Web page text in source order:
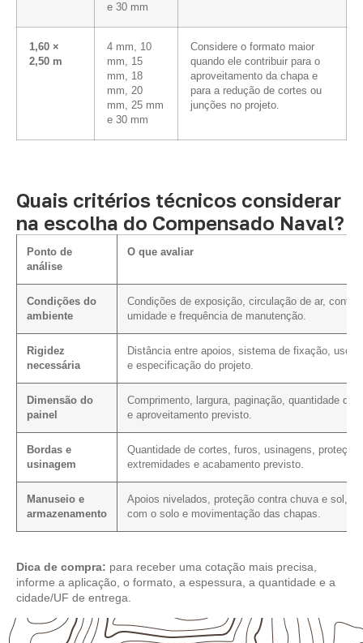
e 30 mm
1,60 ×
2,50 m
4 mm, 10
mm, 15
mm, 18
mm, 20
mm, 25 mm
e 30 mm
Considere o formato maior
quando ele contribuir para o
aproveitamento da chapa e
para a redução de cortes ou
junções no projeto.
Quais critérios técnicos considerar
na escolha do Compensado Naval?
Ponto de
análise
O que avaliar
Condições do
ambiente
Condições de exposição, circulação de ar,
umidade e frequência de manutenção.
Rigidez
necessária
Distância entre apoios, sistema de fixação, uso
e especificação do projeto.
Dimensão do
painel
Comprimento, largura, paginação, quantidade de
e aproveitamento previsto.
Bordas e
usinagem
Quantidade de cortes, furos, usinagens, proteção
extremidades e acabamento previsto.
Manuseio e
armazenamento
Apoios nivelados, proteção contra chuva e sol,
com o solo e movimentação das chapas.
Dica de compra: para receber uma cotação mais precisa,
informe a aplicação, o formato, a espessura, a quantidade e a
cidade/UF de entrega.